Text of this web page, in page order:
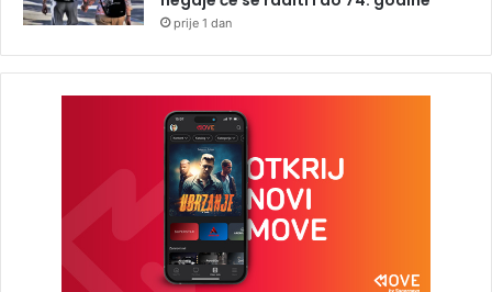
prije 1 dan